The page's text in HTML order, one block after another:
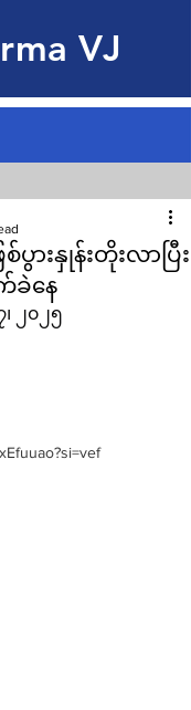
VJ
ပွားနှုန်းတိုးလာပြီး
ခဲနေ
၂၀၂၅